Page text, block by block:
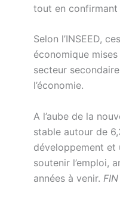
tout en confirmant
Selon l’INSEED,
économique
secteur
l’économie.
A l’aube de la
stable autour de
développement et
soutenir l’emploi,
années à venir. FIN